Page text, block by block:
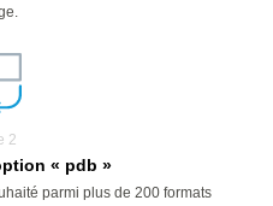
2
« pdb »
parmi plus de 200 formats